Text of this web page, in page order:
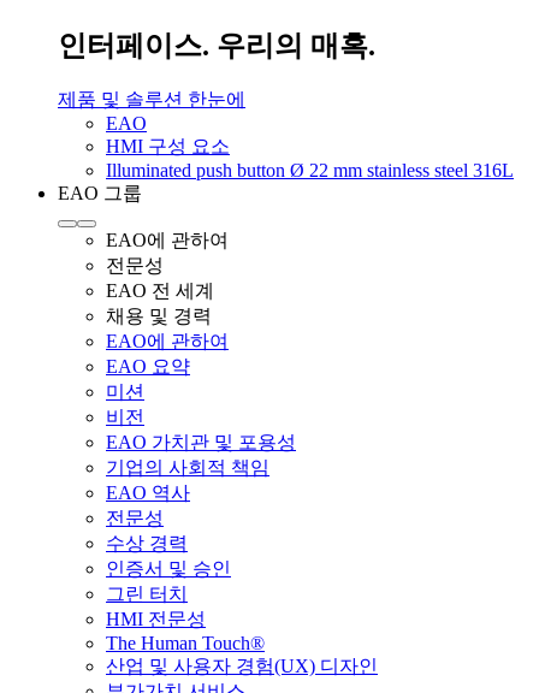
인터페이스. 우리의 매혹.
제품 및 솔루션 한눈에
EAO
HMI 구성 요소
Illuminated push button Ø 22 mm stainless steel 316L
EAO 그룹
EAO에 관하여
전문성
EAO 전 세계
채용 및 경력
EAO에 관하여
EAO 요약
미션
비전
EAO 가치관 및 포용성
기업의 사회적 책임
EAO 역사
전문성
수상 경력
인증서 및 승인
그린 터치
HMI 전문성
The Human Touch®
산업 및 사용자 경험(UX) 디자인